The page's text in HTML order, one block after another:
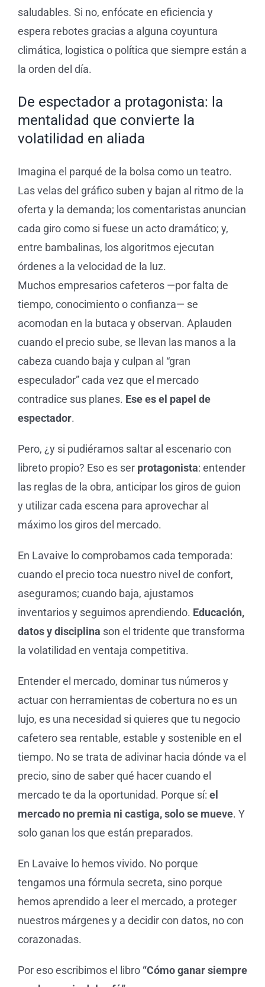
saludables. Si no, enfócate en eficiencia y
espera rebotes gracias a alguna coyuntura
climática, logistica o política que siempre están a
la orden del día.
De espectador a protagonista: la
mentalidad que convierte la
volatilidad en aliada
Imagina el parqué de la bolsa como un teatro.
Las velas del gráfico suben y bajan al ritmo de la
oferta y la demanda; los comentaristas anuncian
cada giro como si fuese un acto dramático; y,
entre bambalinas, los algoritmos ejecutan
órdenes a la velocidad de la luz.
Muchos empresarios cafeteros —por falta de
tiempo, conocimiento o confianza— se
acomodan en la butaca y observan. Aplauden
cuando el precio sube, se llevan las manos a la
cabeza cuando baja y culpan al “gran
especulador” cada vez que el mercado
contradice sus planes. Ese es el papel de
espectador.
Pero, ¿y si pudiéramos saltar al escenario con
libreto propio? Eso es ser protagonista: entender
las reglas de la obra, anticipar los giros de guion
y utilizar cada escena para aprovechar al
máximo los giros del mercado.
En Lavaive lo comprobamos cada temporada:
cuando el precio toca nuestro nivel de confort,
aseguramos; cuando baja, ajustamos
inventarios y seguimos aprendiendo. Educación,
datos y disciplina son el tridente que transforma
la volatilidad en ventaja competitiva.
Entender el mercado, dominar tus números y
actuar con herramientas de cobertura no es un
lujo, es una necesidad si quieres que tu negocio
cafetero sea rentable, estable y sostenible en el
tiempo. No se trata de adivinar hacia dónde va el
precio, sino de saber qué hacer cuando el
mercado te da la oportunidad. Porque sí: el
mercado no premia ni castiga, solo se mueve. Y
solo ganan los que están preparados.
En Lavaive lo hemos vivido. No porque
tengamos una fórmula secreta, sino porque
hemos aprendido a leer el mercado, a proteger
nuestros márgenes y a decidir con datos, no con
corazonadas.
Por eso escribimos el libro “Cómo ganar siempre